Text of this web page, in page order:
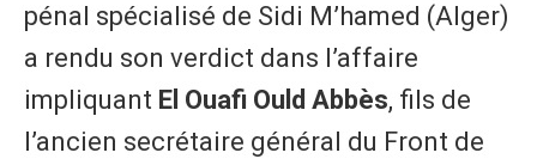
pénal spécialisé de Sidi M’hamed (Alger)
a rendu son verdict dans l’affaire
impliquant El Ouafi Ould Abbès, fils de
l’ancien secrétaire général du Front de